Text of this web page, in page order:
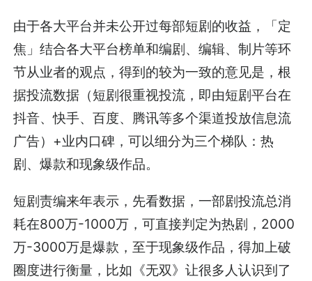
由于各大平台并未公开过每部短剧的收益，「定
焦」结合各大平台榜单和编剧、编辑、制片等环
节从业者的观点，得到的较为一致的意见是，根
据投流数据（短剧很重视投流，即由短剧平台在
抖音、快手、百度、腾讯等多个渠道投放信息流
广告）+业内口碑，可以细分为三个梯队：热
剧、爆款和现象级作品。
短剧责编来年表示，先看数据，一部剧投流总消
耗在800万-1000万，可直接判定为热剧，2000
万-3000万是爆款，至于现象级作品，得加上破
圈度进行衡量，比如《无双》让很多人认识到了